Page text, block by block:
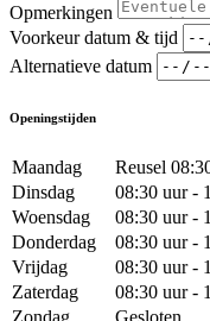
Opmerkingen
Voorkeur datum & tijd
Alternatieve datum
Openingstijden
Maandag
Reusel
Dinsdag
08:30 uur -
Woensdag
08:30 uur -
Donderdag
08:30 uur -
Vrijdag
08:30 uur -
Zaterdag
08:30 uur -
Zondag
Gesloten